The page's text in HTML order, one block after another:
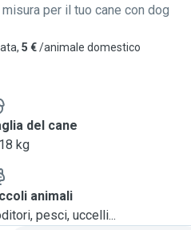
per il tuo cane con dog
5 €/animale domestico
del cane
kg
animali
pesci, uccelli...